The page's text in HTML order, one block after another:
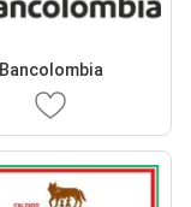
Bancolombia